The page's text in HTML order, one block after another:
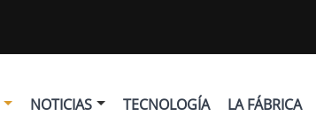
NOTICIAS TECNOLOGÍA LA FÁBRICA